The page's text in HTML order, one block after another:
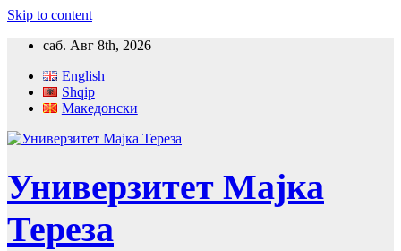
Skip to content
саб. Авг 8th, 2026
English
Shqip
Македонски
Универзитет Мајка
Тереза